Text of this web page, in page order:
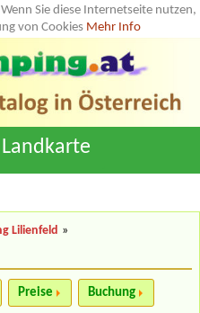
Sie diese Internetseite nutzen,
von Cookies Mehr Info
Landkarte
Lilienfeld
»
Preise Buchung